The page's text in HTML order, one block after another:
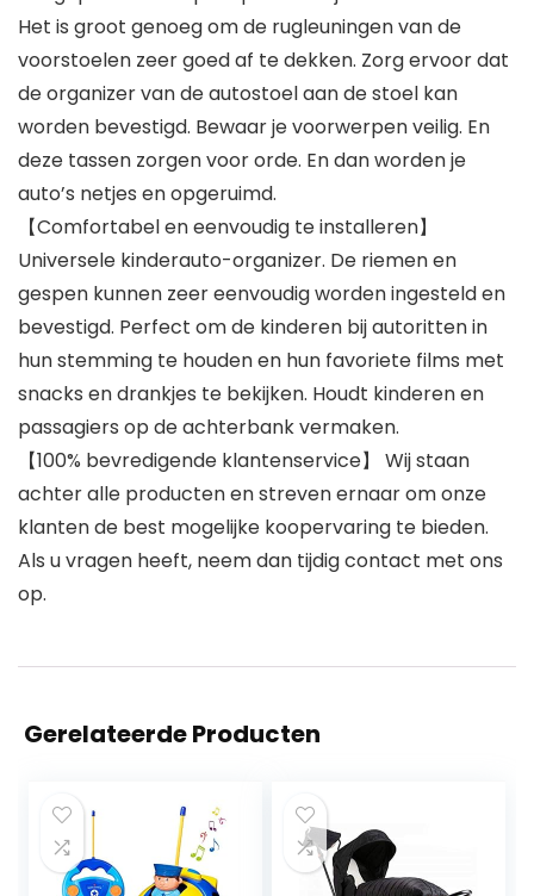
Het is groot genoeg om de rugleuningen van de
voorstoelen zeer goed af te dekken. Zorg ervoor dat
de organizer van de autostoel aan de stoel kan
worden bevestigd. Bewaar je voorwerpen veilig. En
deze tassen zorgen voor orde. En dan worden je
auto’s netjes en opgeruimd.
【Comfortabel en eenvoudig te installeren】
Universele kinderauto-organizer. De riemen en
gespen kunnen zeer eenvoudig worden ingesteld en
bevestigd. Perfect om de kinderen bij autoritten in
hun stemming te houden en hun favoriete films met
snacks en drankjes te bekijken. Houdt kinderen en
passagiers op de achterbank vermaken.
【100% bevredigende klantenservice】 Wij staan
achter alle producten en streven ernaar om onze
klanten de best mogelijke koopervaring te bieden.
Als u vragen heeft, neem dan tijdig contact met ons
op.
Gerelateerde Producten